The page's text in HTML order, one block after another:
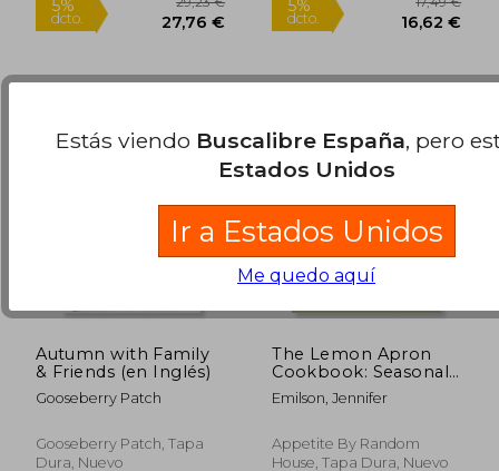
Autumn with Family
& Friends (en Inglés)
Gooseberry Patch
Gooseberry Patch, Tapa
Dura, Nuevo
The Lemon Apron
Cookbook: Seasonal
Recipes for the
Curious Home Cook
Emilson, Jennifer
Appetite By Random
House, Tapa Dura, Nuevo
Estás viendo Buscalibre España, pero
Estados Unidos
Ir a Estados Unidos
Me quedo aquí